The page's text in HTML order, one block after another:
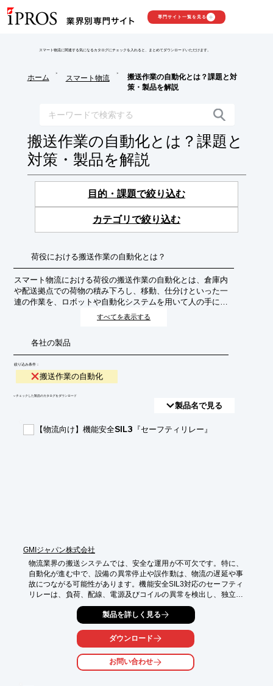
専門サイト一覧を見る
スマート物流に関連する気になるカタログにチェックを入れると、まとめてダウンロードいただけます。
ホーム
>
スマート物流
>
搬送作業の自動化とは？課題と対
策・製品を解説
搬送作業の自動化とは？課題と
対策・製品を解説
目的・課題で絞り込む
カテゴリで絞り込む
荷役における搬送作業の自動化とは？
スマート物流における荷役の搬送作業の自動化とは、倉庫内
や配送拠点での荷物の積み下ろし、移動、仕分けといった一
連の作業を、ロボットや自動化システムを用いて人の手によ
らずに行うことです。これにより、作業効率の向上、人件費
の削減、労働力不足の解消、作業ミスの低減、安全性の向上
すべてを表示する
各社の製品
絞り込み条件：
搬送作業の自動化
​▼チェックした製品のカタログをダウンロード
製品名で見る
【物流向け】機能安全SIL3『セーフティリレー』
GMIジャパン株式会社
物流業界の搬送システムでは、安全な運用が不可欠です。特に、
自動化が進む中で、設備の異常停止や誤作動は、物流の遅延や事
故につながる可能性があります。機能安全SIL3対応のセーフティ
リレーは、負荷、配線、電源及びコイルの異常を検出し、独立し
た警報を制御システムに伝達することで、安全性を確保します。
これにより、搬送システムの信頼性向上に貢献します。
【活用シーン】
*   コンベアシステム
*   無人搬送車（AGV）
製品を詳しく見る
ダウンロード
お問い合わせ